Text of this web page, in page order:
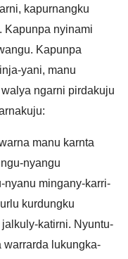
kapurnangku
Kapunpa nyinami
Kapunpa
yani, manu
ngarni pirdakuju
manu karnta
nyangu
nyanu mingany-karri-
kurdungku
katirni. Nyuntu-
warrarda lukungka-